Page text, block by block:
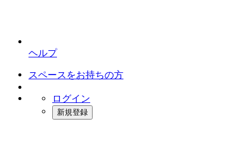
ヘルプ
スペースをお持ちの方
ログイン
新規登録